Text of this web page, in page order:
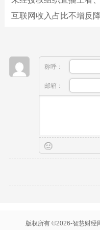
互联网收入占比不增反
称呼：
邮箱：
版权所有 ©2026-智慧财经